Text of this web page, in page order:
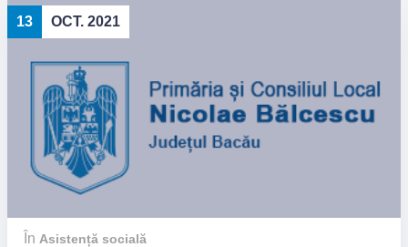
13 OCT. 2021
În Asistență socială